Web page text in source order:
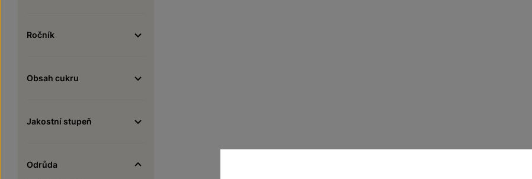
Ročník
Obsah cukru
Jakostní stupeň
Odrůda